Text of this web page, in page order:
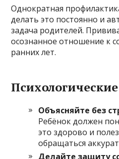
Однократная
делать это постоянно и
задача родителей.
осознанное отношение к
ранних лет.
Объясняйте без
Ребёнок должен
это здорово и
обращаться
Делайте защиту